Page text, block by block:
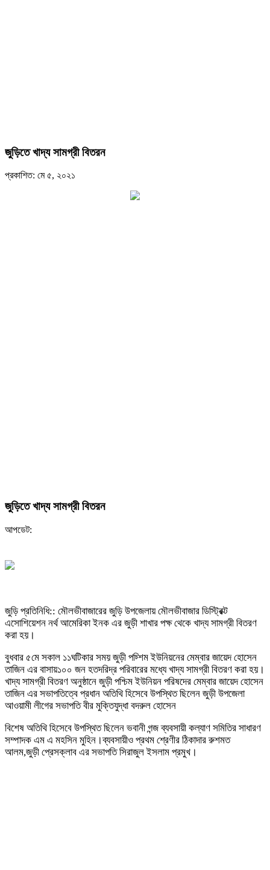
জুড়িতে খাদ্য সামগ্রী বিতরন
প্রকাশিত: মে ৫, ২০২১
জুড়িতে খাদ্য সামগ্রী বিতরন
আপডেট:
জুড়ি প্রতিনিধি:: মৌলভীবাজারের জুড়ি উপজেলায় মৌলভীবাজার ডিস্ট্রিক্ট
এসোশিয়েশন নর্থ আমেরিকা ইনক এর জুড়ী শাখার পক্ষ থেকে খাদ্য সামগ্রী বিতরণ
করা হয়।
বুধবার ৫মে সকাল ১১ঘটিকার সময় জুড়ী পচ্শিম ইউনিয়নের মেম্বার জায়েদ হোসেন
তাজিন এর বাসায়১০০ জন হতদরিদ্র পরিবারের মধ্যে খাদ্য সামগ্রী বিতরণ করা হয়।
খাদ্য সামগ্রী বিতরণ অনুষ্ঠানে জুড়ী পশ্চিম ইউনিয়ন পরিষদের মেম্বার জায়েদ হোসেন
তাজিন এর সভাপতিত্বে প্রধান অতিথি হিসেবে উপস্থিত ছিলেন জুড়ী উপজেলা
আওয়ামী লীগের সভাপতি বীর মুক্তিযুদ্ধা বদরুল হোসেন
বিশেষ অতিথি হিসেবে উপস্থিত ছিলেন ভবানী গন্জ ব্যবসায়ী কল্যাণ সমিতির সাধারণ
সম্পাদক এম এ মহসিন মুহিন।ব্যবসায়ীও প্রথম শ্রেণীর ঠিকাদার রুশমত
আলম,জুড়ী প্রেসক্লাব এর সভাপতি সিরাজুল ইসলাম প্রমুখ।